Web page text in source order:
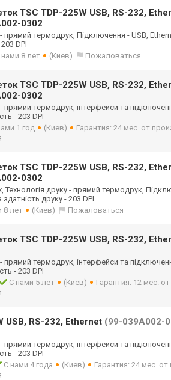
TSC TDP-225W USB, RS-232,
0302
прямий термодрук, Підключення - USB,
DPI
нами 8 лет (Киев) Пожаловаться
TSC TDP-225W USB, RS-232,
0302
прямий термодрук, інтерфейси та
- 203 DPI
1 год (Киев)
Гарантия: 24 мес. от
TSC TDP-225W USB, RS-232,
0302
Технологія друку - прямий термодрук,
здатність друку - 203 DPI
8 лет (Киев) Пожаловаться
TSC TDP-225W USB, RS-232,
прямий термодрук, інтерфейси та
- 203 DPI
С нами 5 лет (Киев)
Гарантия: 12 мес.
USB, RS-232, Ethernet (99-039A002-
прямий термодрук, інтерфейси та
- 203 DPI
С нами 4 года (Киев)
Гарантия: 24 мес.